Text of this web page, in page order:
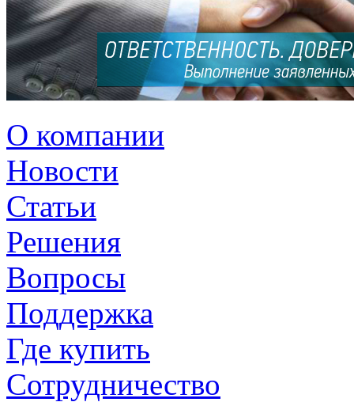
О компании
Новости
Статьи
Решения
Вопросы
Поддержка
Где купить
Сотрудничество